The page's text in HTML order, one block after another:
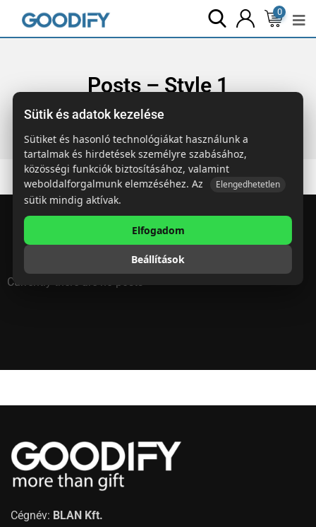
0
Posts – Style 1
Főoldal Elements
Currently there are no posts
Cégnév: BLAN Kft.
Sütik és adatok kezelése
Sütiket és hasonló technológiákat használunk a
tartalmak és hirdetések személyre szabásához,
közösségi funkciók biztosításához, valamint
weboldalforgalmunk elemzéséhez. Az
Elengedhetetlen
sütik mindig aktívak.
Elfogadom
Beállítások